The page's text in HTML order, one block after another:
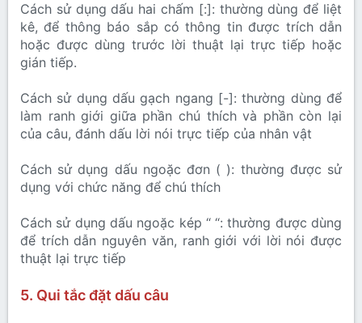
Cách sử dụng dấu hai chấm [:]: thường dùng để liệt
kê, để thông báo sắp có thông tin được trích dẫn
hoặc được dùng trước lời thuật lại trực tiếp hoặc
gián tiếp.
Cách sử dụng dấu gạch ngang [-]: thường dùng để
làm ranh giới giữa phần chú thích và phần còn lại
của câu, đánh dấu lời nói trực tiếp của nhân vật
Cách sử dụng dấu ngoặc đơn ( ): thường được sử
dụng với chức năng để chú thích
Cách sử dụng dấu ngoặc kép “ “: thường được dùng
để trích dẫn nguyên văn, ranh giới với lời nói được
thuật lại trực tiếp
5. Qui tắc đặt dấu câu